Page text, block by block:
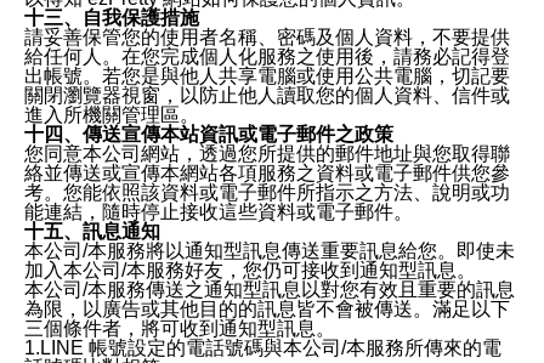
十三、自我保護措施
請妥善保管您的使用者名稱、密碼及個人資料，不要提供
給任何人。在您完成個人化服務之使用後，請務必記得登
出帳號。若您是與他人共享電腦或使用公共電腦，切記要
關閉瀏覽器視窗，以防止他人讀取您的個人資料、信件或
進入所機關管理區。
十四、傳送宣傳本站資訊或電子郵件之政策
您同意本公司網站，透過您所提供的郵件地址與您取得聯
絡並傳送或宣傳本網站各項服務之資料或電子郵件供您參
考。您能依照該資料或電子郵件所指示之方法、說明或功
能連結，隨時停止接收這些資料或電子郵件。
十五、訊息通知
本公司/本服務將以通知型訊息傳送重要訊息給您。即使未
加入本公司/本服務好友，您仍可接收到通知型訊息。
本公司/本服務傳送之通知型訊息以對您有效且重要的訊息
為限，以廣告或其他目的的訊息皆不會被傳送。滿足以下
三個條件者，將可收到通知型訊息。
1.LINE 帳號設定的電話號碼與本公司/本服務所傳來的電